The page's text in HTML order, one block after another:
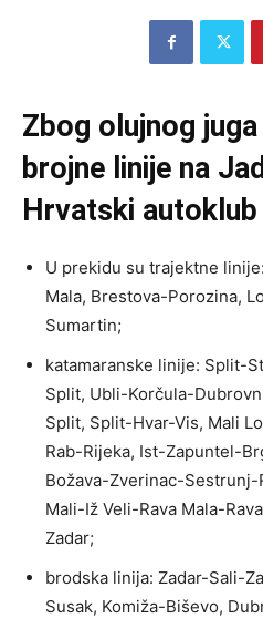
Zbog olujnog
brojne linije na
Hrvatski autoklub
U prekidu su trajektne
Mala, Brestova-Porozina,
Sumartin;
katamaranske linije : Split-
Split, Ubli-Korčula-
Split , Split-Hvar-Vis , Mali
Rab-Rijeka, Ist-Zapuntel-
Božava-Zverinac-Sestrunj-
Mali-Iž Veli-Rava Mala-
Zadar ;
brodska linija: Zadar-Sali-
Susak, Komiža-Biševo,